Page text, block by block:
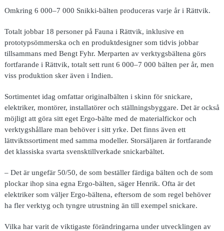
Omkring 6 000–7 000 Snikki-bälten produceras varje år i Rättvik.
Totalt jobbar 18 personer på Fauna i Rättvik, inklusive en
prototypsömmerska och en produktdesigner som tidvis jobbar
tillsammans med Bengt Fyhr. Merparten av verktygsbältena görs
fortfarande i Rättvik, totalt sett runt 6 000–7 000 bälten per år, men
viss produktion sker även i Indien.
Sortimentet idag omfattar originalbälten i skinn för snickare,
elektriker, montörer, installatörer och ställningsbyggare. Det är också
möjligt att göra sitt eget Ergo-bälte med de materialfickor och
verktygshållare man behöver i sitt yrke. Det finns även ett
lättviktssortiment med samma modeller. Storsäljaren är fortfarande
det klassiska svarta svensktillverkade snickarbältet.
– Det är ungefär 50/50, de som beställer färdiga bälten och de som
plockar ihop sina egna Ergo-bälten, säger Henrik. Ofta är det
elektriker som väljer Ergo-bältena, eftersom de som regel behöver
ha fler verktyg och tyngre utrustning än till exempel snickare.
Vilka har varit de viktigaste förändringarna under utvecklingen av